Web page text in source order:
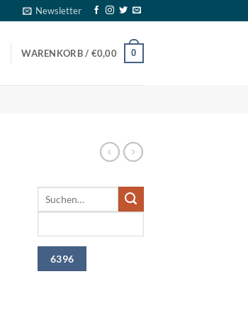
Newsletter
WARENKORB / €0,00 0